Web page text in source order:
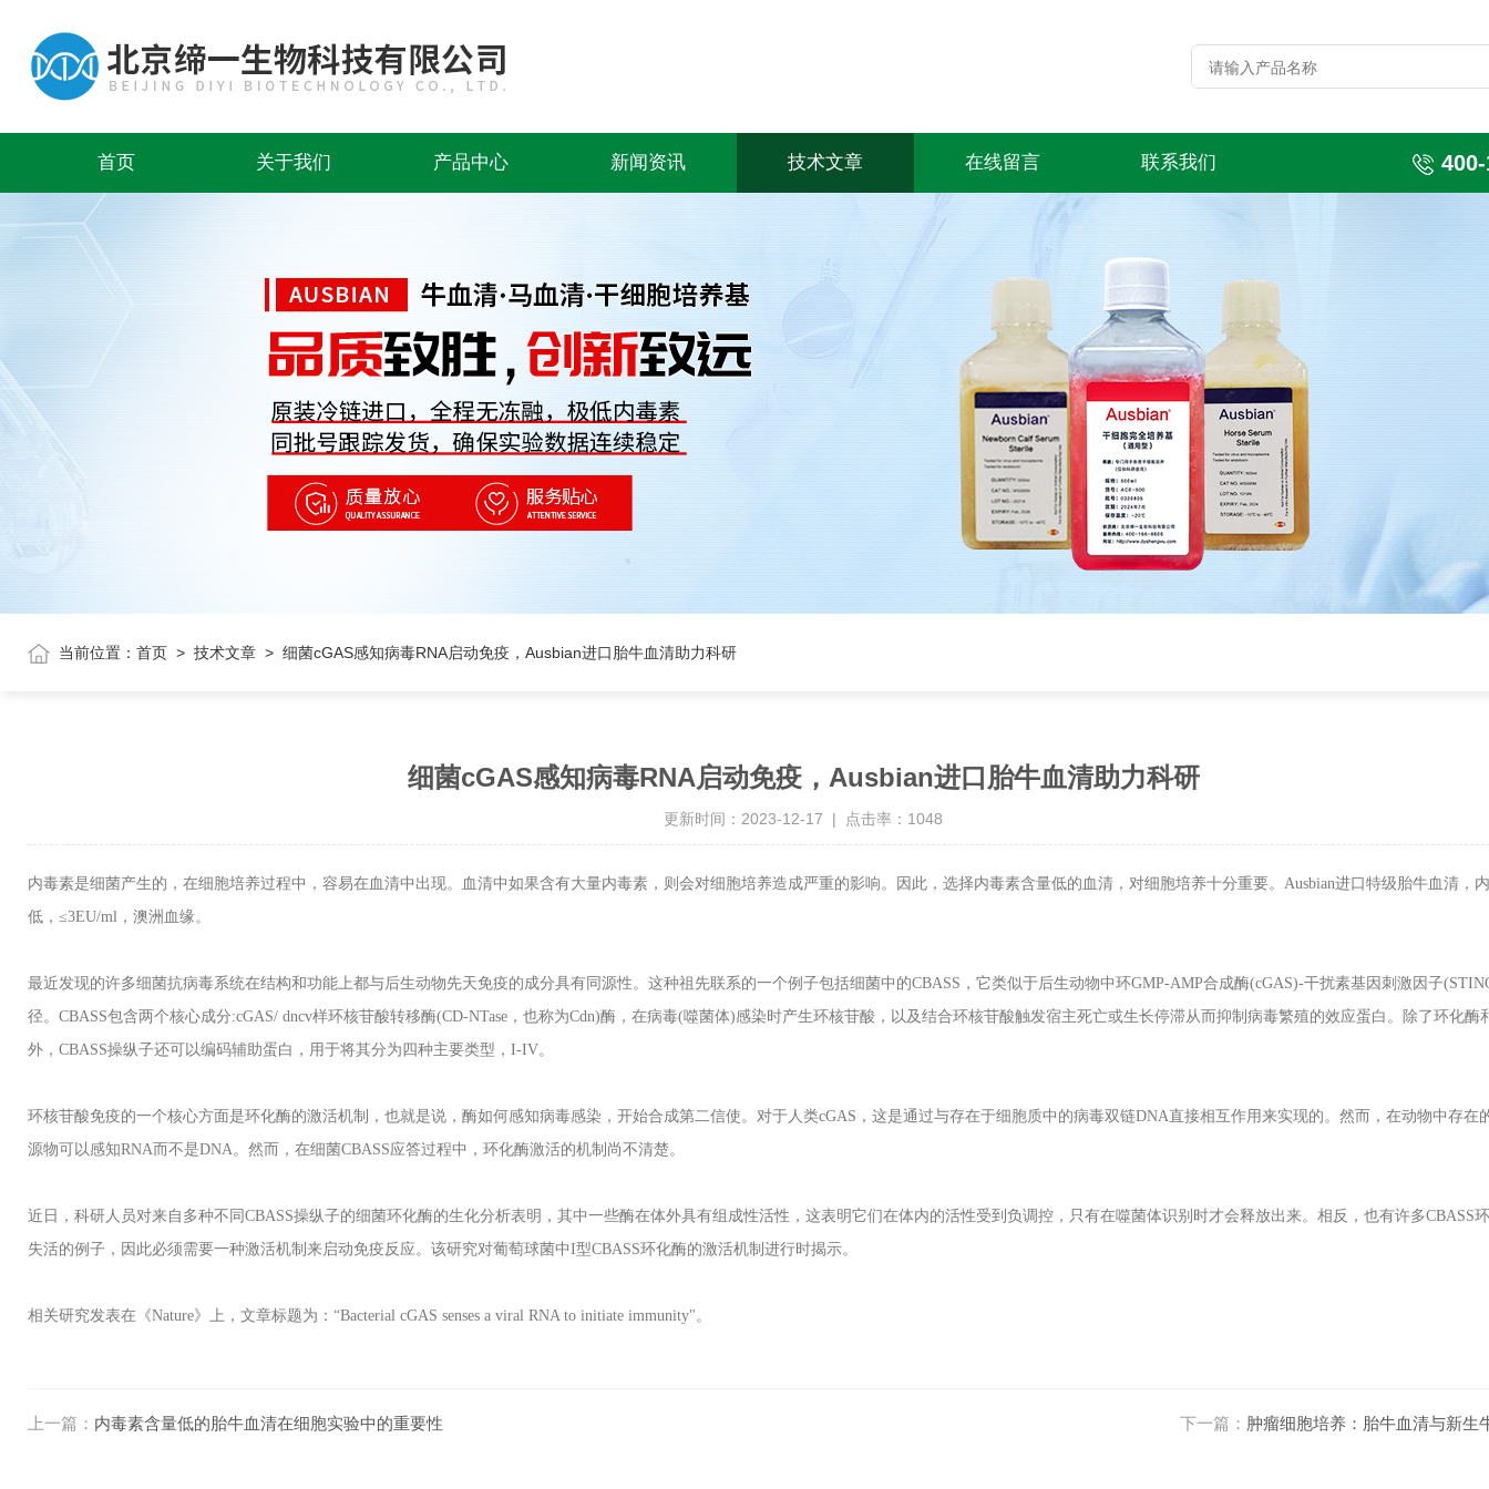
首页 关于我们 产品中心 新闻资讯 技术文章 在线留言 联系我们
当前位置： 首页 > 技术文章 > 细菌cGAS感知病毒RNA启动免疫，Ausbian进口胎牛血清助力科研
细菌cGAS感知病毒RNA启动免疫，Ausbian进口胎牛血清助力科研
更新时间：2023-12-17 | 点击率：1048
内毒素是细菌产生的，在细胞培养过程中，容易在血清中出现。血清中如果含有大量内毒素，则会对细胞培养造成严重的影响。因此，选择内毒素含量低的血清，对细胞培养十分重要。 Ausbian进口特级胎牛血清，
低，≤3EU/ml ，澳洲血缘。
最近发现的许多细菌抗病毒系统在结构和功能上都与后生动物先天免疫的成分具有同源性。这种祖先联系的一个例子包括细菌中的CBASS ，它类似于后生动物中环GMP-AMP合成酶(cGAS)-干扰素基因刺激因子
径。 CBASS包含两个核心成分:cGAS/ dncv样环核苷酸转移酶(CD-NTase ，也称为Cdn)酶，在病毒(噬菌体)感染时产生环核苷酸，以及结合环核苷酸触发宿主死亡或生长停滞从而抑制病毒繁殖的效应蛋白。除了环化酶
外， CBASS操纵子还可以编码辅助蛋白，用于将其分为四种主要类型， I-IV。
环核苷酸免疫的一个核心方面是环化酶的激活机制，也就是说，酶如何感知病毒感染，开始合成第二信使。对于人类cGAS ，这是通过与存在于细胞质中的病毒双链DNA直接相互作用来实现的。然而，在动物中存在
源物可以感知RNA而不是DNA。然而，在细菌CBASS应答过程中，环化酶激活的机制尚不清楚。
近日，科研人员对来自多种不同 CBASS操纵子的细菌环化酶的生化分析表明，其中一些酶在体外具有组成性活性，这表明它们在体内的活性受到负调控，只有在噬菌体识别时才会释放出来。相反，也有许多CBASS
失活的例子，因此必须需要一种激活机制来启动免疫反应。该研究对葡萄球菌中I型CBASS环化酶的激活机制进行时揭示。
相关研究发表在《Nature》上，文章标题为：“Bacterial cGAS senses a viral RNA to initiate immunity"。
上一篇： 内毒素含量低的胎牛血清在细胞实验中的重要性 下一篇： 肿瘤细胞培养：胎牛血清与新生